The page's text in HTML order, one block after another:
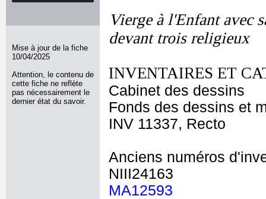
Mise à jour de la fiche
10/04/2025
Attention, le contenu de
cette fiche ne reflète
pas nécessairement le
dernier état du savoir.
Vierge à l'Enfant avec
devant trois religieux
INVENTAIRES ET
Cabinet des dessins
Fonds des dessins et
INV 11337, Recto
Anciens numéros
NIII24163
MA12593